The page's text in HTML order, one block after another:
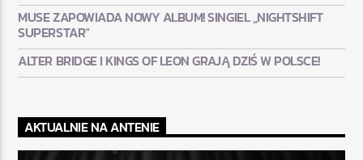
MUSE ZAPOWIADA NOWY ALBUM! SINGIEL „NIGHTSHIFT
SUPERSTAR”
ALTER BRIDGE I KINGS OF LEON GRAJĄ DZIŚ W POLSCE!
AKTUALNIE NA ANTENIE